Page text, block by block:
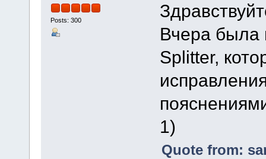
Posts: 300
Вчера была
Splitter,
1)
Quote from: